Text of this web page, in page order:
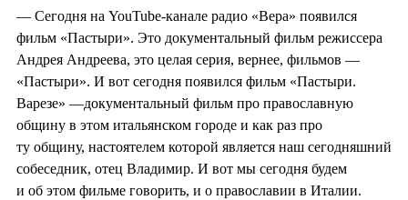
— Сегодня на YouTube-канале радио «Вера» появился
фильм «Пастыри». Это документальный фильм режиссера
Андрея Андреева, это целая серия, вернее, фильмов —
«Пастыри». И вот сегодня появился фильм «Пастыри.
Варезе» —документальный фильм про православную
общину в этом итальянском городе и как раз про
ту общину, настоятелем которой является наш сегодняшний
собеседник, отец Владимир. И вот мы сегодня будем
и об этом фильме говорить, и о православии в Италии.